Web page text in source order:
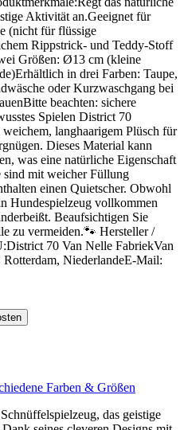
Aktivität an.Geeignet für
(nicht für flüssige
Rippstrick- und Teddy-Stoff
Größen: Ø13 cm (kleine
in drei Farben: Taupe,
oder Kurzwaschgang bei
beachten: sichere
Spielen District 70
langhaarigem Plüsch für
Dieses Material kann
was eine natürliche Eigenschaft
sind mit weicher Füllung
einen Quietscher. Obwohl
Hundespielzeug vollkommen
Beaufsichtigen Sie
zu vermeiden.🐾 Hersteller /
70 Van Nelle FabriekVan
NiederlandeE-Mail:
Farben & Größen
das geistige